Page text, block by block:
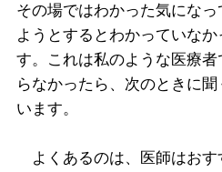
その場ではわかった気にな
ようとするとわかっていな
す。これは私のような医療
らなかったら、次のときに
います。
よくあるのは、医師はおす